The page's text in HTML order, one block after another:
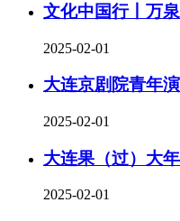
文化中国行丨万
2025-02-01
大连京剧院青年
2025-02-01
大连果（过）大
2025-02-01